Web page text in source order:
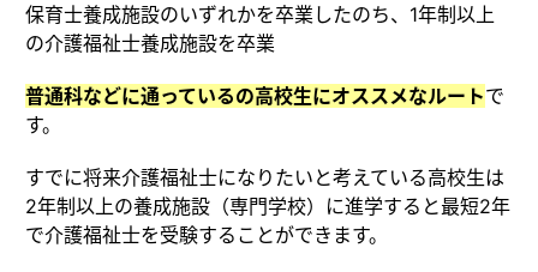
保育士養成施設のいずれかを卒業したのち、1年制以上
の介護福祉士養成施設を卒業
普通科などに通っているの高校生にオススメなルートで
す。
すでに将来介護福祉士になりたいと考えている高校生は
2年制以上の養成施設（専門学校）に進学すると最短2年
で介護福祉士を受験することができます。